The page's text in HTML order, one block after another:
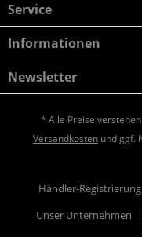
Service
Informationen
Newsletter
* Alle Preise
Versandkosten und ggf.
Händler-Registrierung
Unser Unternehmen